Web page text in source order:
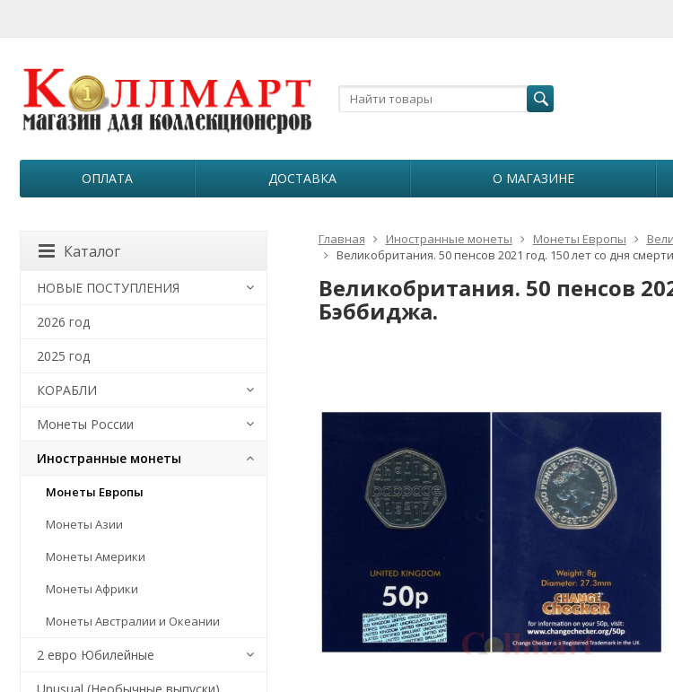
ОПЛАТА ДОСТАВКА О МАГАЗИНЕ
Главная Иностранные монеты Монеты Европы
Великобритания. 50 пенсов 2021 год. 150 лет со дня
Великобритания. 50 пенсов
Бэббиджа.
Каталог
НОВЫЕ ПОСТУПЛЕНИЯ
2026 год
2025 год
КОРАБЛИ
Монеты России
Иностранные монеты
Монеты Европы
Монеты Азии
Монеты Америки
Монеты Африки
Монеты Австралии и Океании
2 евро Юбилейные